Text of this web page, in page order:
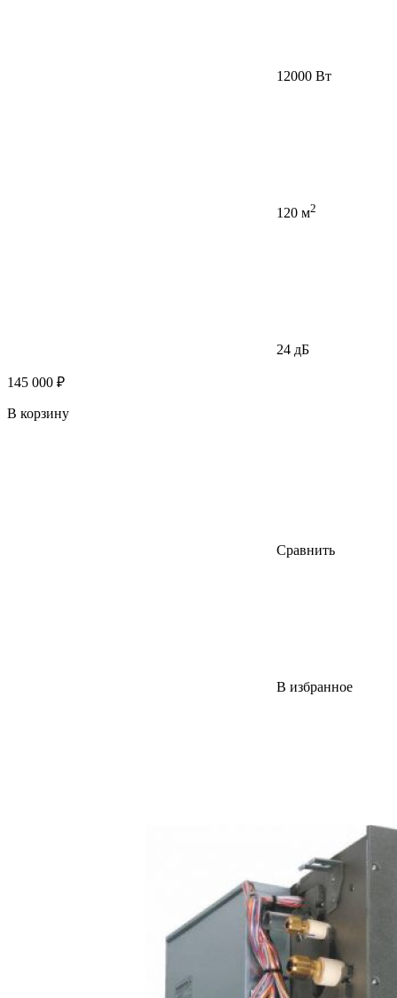
12000 Вт
120 м2
24 дБ
145 000 ₽
В корзину
Сравнить
В избранное